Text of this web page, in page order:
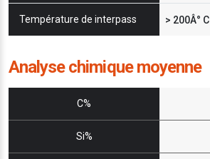
Température de interpass > 200Â° C
Analyse chimique moyenne
C%
Si%